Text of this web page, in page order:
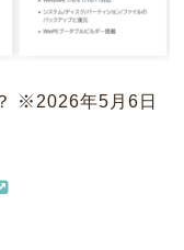
※2026年5月6日